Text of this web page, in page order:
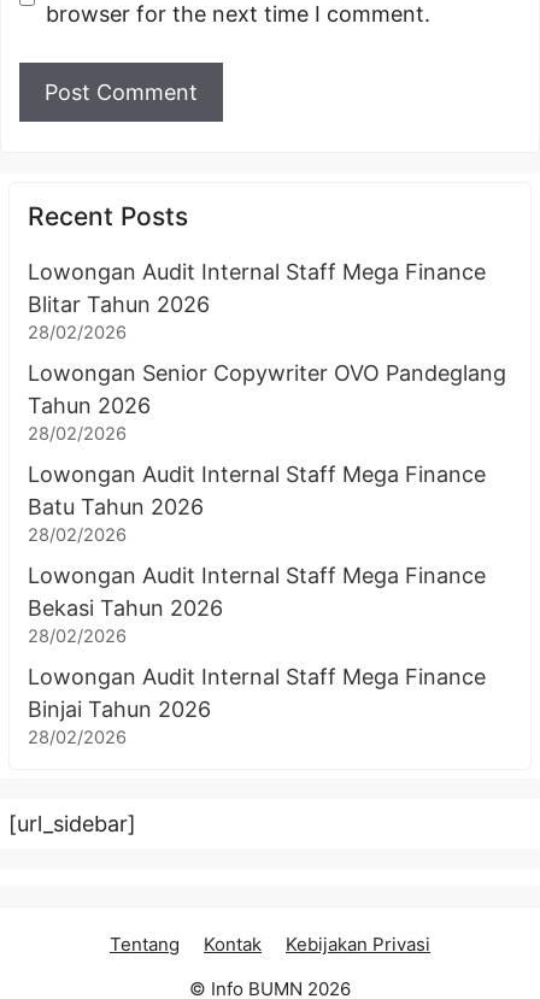
browser for the next time I comment.
Recent Posts
Lowongan Audit Internal Staff Mega Finance
Blitar Tahun 2026
28/02/2026
Lowongan Senior Copywriter OVO Pandeglang
Tahun 2026
28/02/2026
Lowongan Audit Internal Staff Mega Finance
Batu Tahun 2026
28/02/2026
Lowongan Audit Internal Staff Mega Finance
Bekasi Tahun 2026
28/02/2026
Lowongan Audit Internal Staff Mega Finance
Binjai Tahun 2026
28/02/2026
[url_sidebar]
Tentang Kontak
Kebijakan Privasi
© Info BUMN 2026